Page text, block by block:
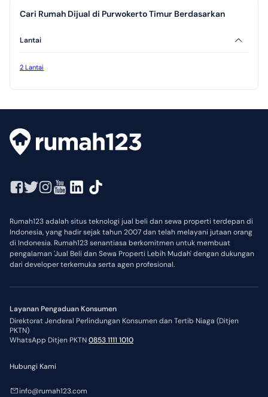
Cari Rumah Dijual di Purwokerto Timur Berdasarkan
Lantai
2 Lantai
Rumah123 adalah situs teknologi jual beli dan sewa properti terdepan di
Indonesia, yang hadir sejak tahun 2007 dan telah melayani jutaan orang
di Indonesia. Rumah123 senantiasa berkomitmen untuk membuat
pengalaman 'Jual Beli dan Sewa Properti Lebih Mudah' dengan dukungan
dari developer terkemuka serta agen profesional.
Layanan Pengaduan Konsumen
Direktorat Jenderal Perlindungan Konsumen dan Tertib Niaga (Ditjen
PKTN)
WhatsApp Ditjen PKTN0853 1111 1010
Hubungi Kami
info@rumah123.com